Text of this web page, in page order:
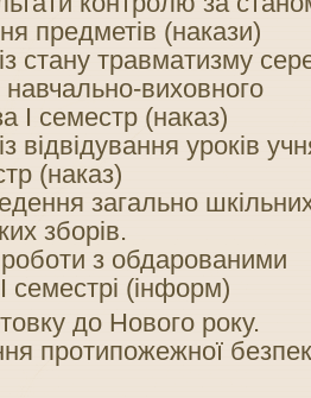
предметів (накази)
стану травматизму
навчально-виховного
І семестр (наказ)
відвідування уроків
(наказ)
загально
зборів.
з обдарованими
семестрі (інформ)
до Нового року.
протипожежної